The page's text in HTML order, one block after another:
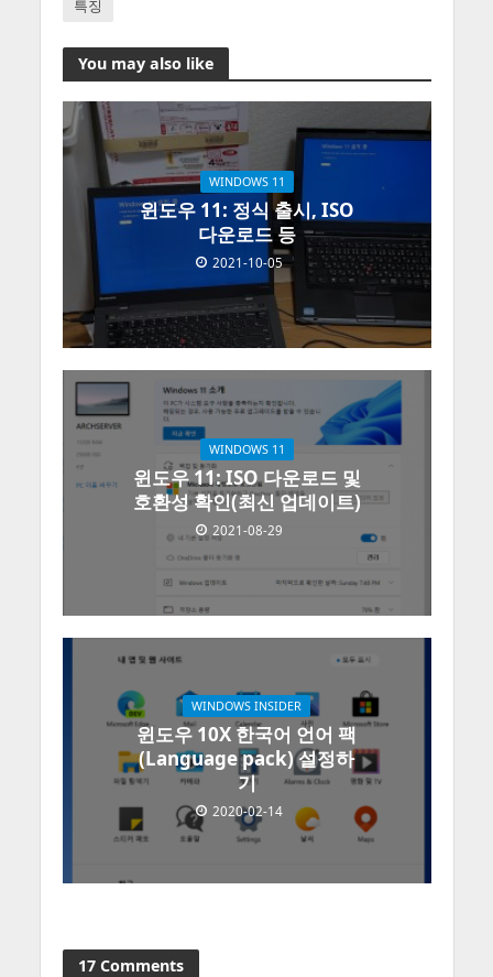
특징
You may also like
WINDOWS 11
윈도우 11: 정식 출시, ISO
다운로드 등
2021-10-05
WINDOWS 11
윈도우 11: ISO 다운로드 및
호환성 확인(최신 업데이트)
2021-08-29
WINDOWS INSIDER
윈도우 10X 한국어 언어 팩
(Language pack) 설정하
기
2020-02-14
17 Comments